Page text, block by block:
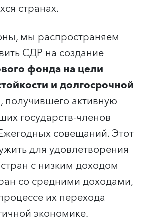
странах.
мы распространяем
СДР на создание
фонда на цели
и долгосрочной
, получившего активную
государств-членов
совещаний. Этот
для удовлетворения
с низким доходом
со средними доходами,
их перехода
экономике.